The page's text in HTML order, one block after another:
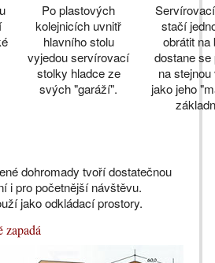
Po plastových
kolejnicích uvnitř
hlavního stolu
vyjedou servírovací
stolky hladce ze
svých "garáží".
stačí
obrátit na
dostane se
na
jako jeho
dohromady tvoří dostatečnou
i pro početnější návštěvu.
jako odkládací prostory.
zapadá